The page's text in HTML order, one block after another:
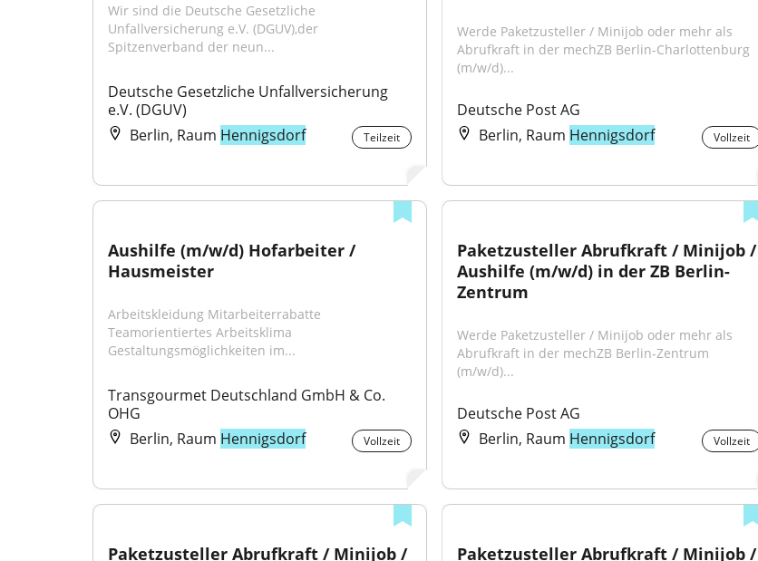
Wir sind die Deutsche Gesetzliche
Unfallversicherung e.V. (DGUV),der
Spitzenverband der neun...
Deutsche Gesetzliche Unfallversicherung
e.V. (DGUV)
Berlin, Raum Hennigsdorf Teilzeit
Werde Paketzusteller / Minijob oder mehr als
Abrufkraft in der mechZB Berlin-Charlottenburg
(m/w/d)...
Deutsche Post AG
Berlin, Raum Hennigsdorf Vollzeit
Aushilfe (m/w/d) Hofarbeiter /
Hausmeister
Arbeitskleidung Mitarbeiterrabatte
Teamorientiertes Arbeitsklima
Gestaltungsmöglichkeiten im...
Transgourmet Deutschland GmbH & Co.
OHG
Berlin, Raum Hennigsdorf Vollzeit
Paketzusteller Abrufkraft / Minijob /
Aushilfe (m/w/d) in der ZB Berlin-
Zentrum
Werde Paketzusteller / Minijob oder mehr als
Abrufkraft in der mechZB Berlin-Zentrum
(m/w/d)...
Deutsche Post AG
Berlin, Raum Hennigsdorf Vollzeit
Paketzusteller Abrufkraft / Minijob / Paketzusteller Abrufkraft / Minijob /